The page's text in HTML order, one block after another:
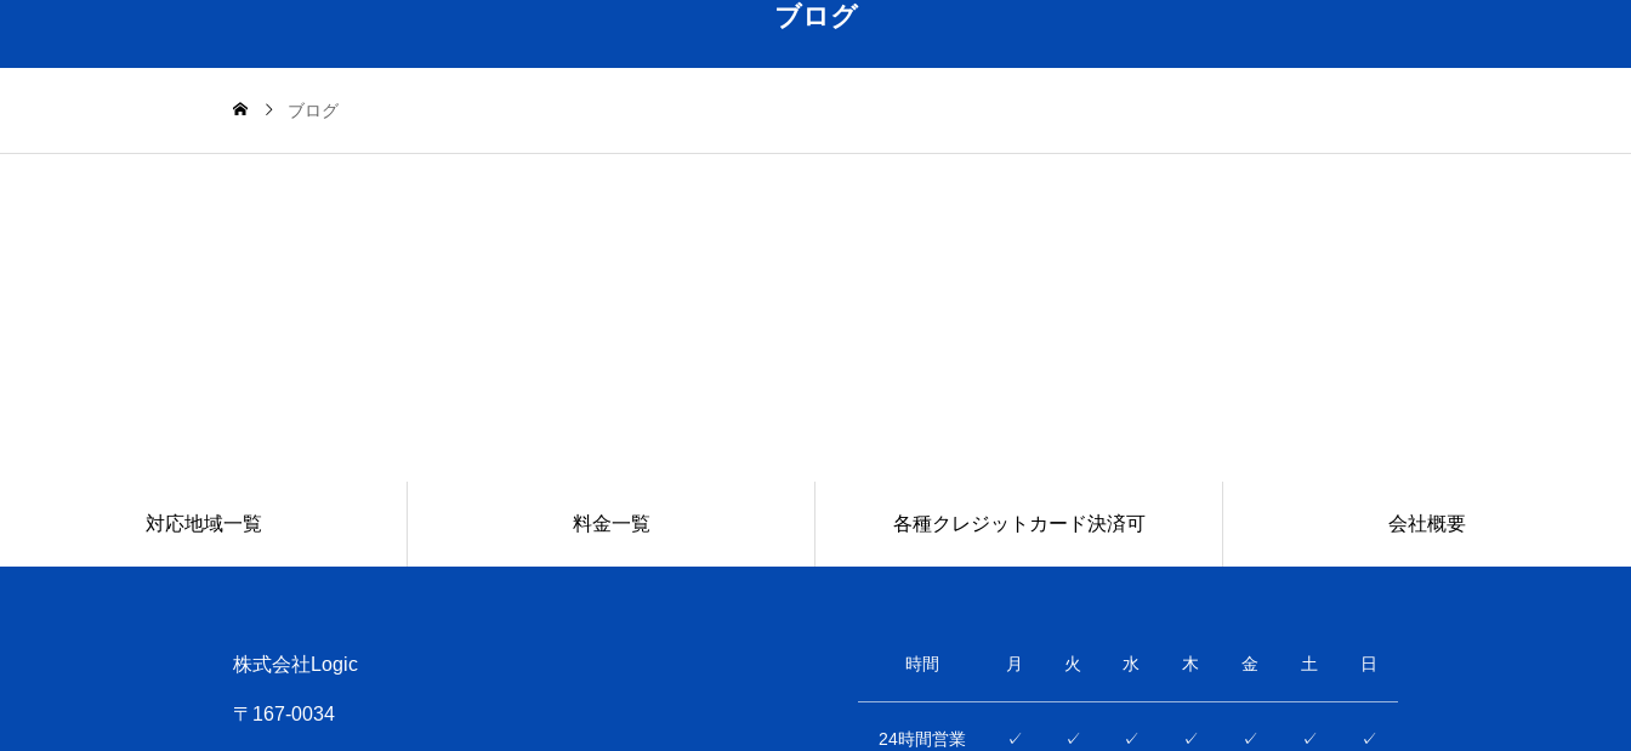
ブログ
ブログ
対応地域一覧 料金一覧 各種クレジットカード決済可 会社概要
株式会社Logic
〒167-0034
時間 月 火 水 木 金 土 日
24時間営業 ✓ ✓ ✓ ✓ ✓ ✓ ✓